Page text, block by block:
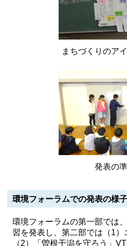
まちづくりのア
発表の
環境フォーラムでの発表の様子
環境フォーラムの第一部では
習を発表し、第二部では（1）
（2）「曽根干潟を守ろう」